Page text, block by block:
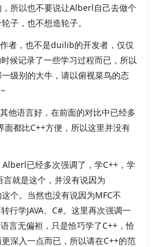
以也不要说让Alberl自己去做个
子，也不想造轮子。
，也不是duilib的开发者，仅仅
候记录了一些学习过程而已，所以
级别的大牛，请以俯视菜鸟的态
语言好，在前面的对比中已经多
面都比C++方便，所以这里并没有
已经多次强调了，学C++，学
就是这个，并没有说因为
个。当然也没有说因为MFC不
行学JAVA、C#。这里再次强调一
言无偏袒，只是恰巧学了C++，恰
深入一点而已，所以请在C++的范